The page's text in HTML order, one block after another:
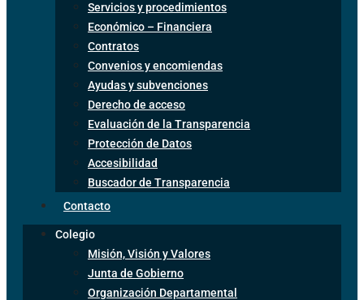
Servicios y procedimientos
Económico – Financiera
Contratos
Convenios y encomiendas
Ayudas y subvenciones
Derecho de acceso
Evaluación de la Transparencia
Protección de Datos
Accesibilidad
Buscador de Transparencia
Contacto
Colegio
Misión, Visión y Valores
Junta de Gobierno
Organización Departamental